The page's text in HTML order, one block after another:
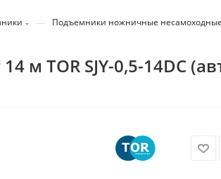
—
Подъемники ножничные
TOR SJY-0,5-14DC